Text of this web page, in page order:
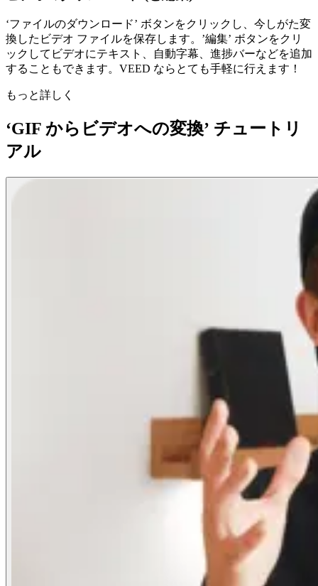
‘ファイルのダウンロード’ ボタンをクリックし、今しがた変
換したビデオ ファイルを保存します。’編集’ ボタンをクリ
ックしてビデオにテキスト、自動字幕、進捗バーなどを追加
することもできます。VEED ならとても手軽に行えます！
もっと詳しく
‘GIF からビデオへの変換’ チュートリ
アル